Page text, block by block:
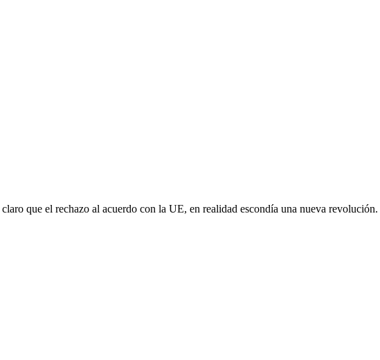
que el rechazo al acuerdo con la UE, en realidad escondía una nueva revolución.